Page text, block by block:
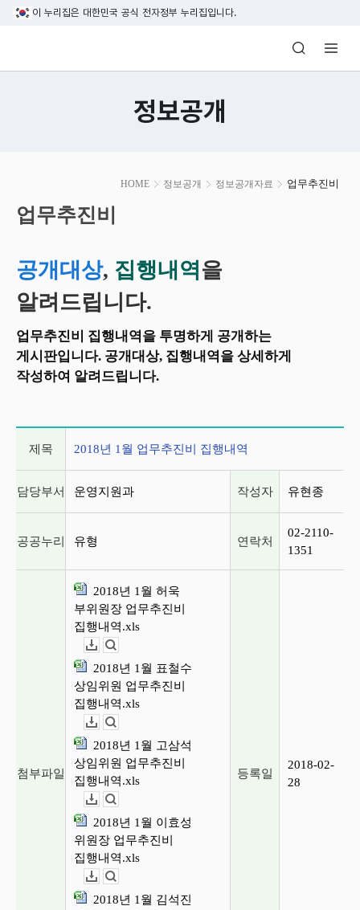
본문 바로가기
이 누리집은 대한민국 공식 전자정부 누리집입니다.
방송미디어통신위원회 Korea Media
정보공개
HOME 정보공개 정보공개자료 업무추진비
시
작
업무추진비
공개대상, 집행내역을
알려드립니다.
업무추진비 집행내역을 투명하게 공개하는
게시판입니다. 공개대상, 집행내역을 상세하게
작성하여 알려드립니다.
제목 2018년 1월 업무추진비 집행내역
담당부서 운영지원과 작성자 유현종
공공누리 유형 연락처
02-2110-
1351
첨부파일
2018년 1월 허욱
부위원장 업무추진비
집행내역.xls
2018년 1월 표철수
상임위원 업무추진비
집행내역.xls
2018년 1월 고삼석
상임위원 업무추진비
집행내역.xls
2018년 1월 이효성
위원장 업무추진비
집행내역.xls
2018년 1월 김석진
등록일
2018-02-
28